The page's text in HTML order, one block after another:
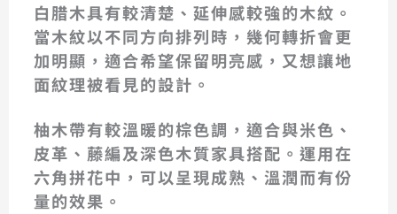
白腊木具有較清楚、延伸感較強的木紋。
當木紋以不同方向排列時，幾何轉折會更
加明顯，適合希望保留明亮感，又想讓地
面紋理被看見的設計。
柚木帶有較溫暖的棕色調，適合與米色、
皮革、藤編及深色木質家具搭配。運用在
六角拼花中，可以呈現成熟、溫潤而有份
量的效果。